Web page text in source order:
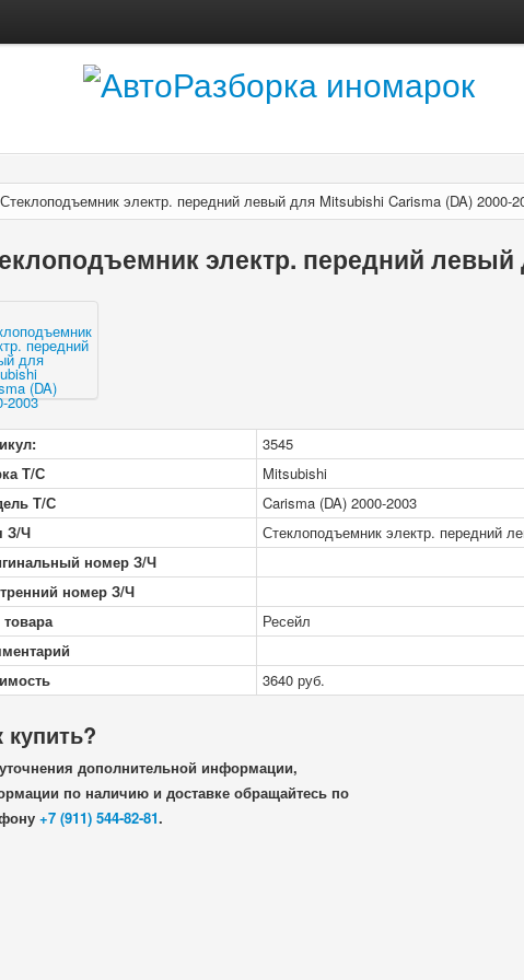
Стеклоподъемник электр. передний левый для Mitsubishi Carisma (DA) 2000-
электр. передний левый
3545
Т/С
Mitsubishi
Т/С
Carisma (DA) 2000-2003
З/Ч
Стеклоподъемник электр. передний
номер З/Ч
номер З/Ч
Ресейл
3640 руб.
купить?
дополнительной информации,
по наличию и доставке обращайтесь по
+7 (911) 544-82-81.